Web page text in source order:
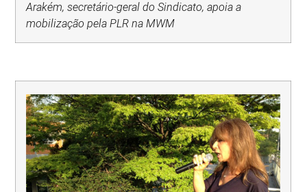
Arakém, secretário-geral do Sindicato, apoia a
mobilização pela PLR na MWM